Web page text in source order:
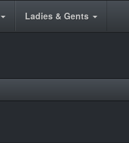
Ladies & Gents